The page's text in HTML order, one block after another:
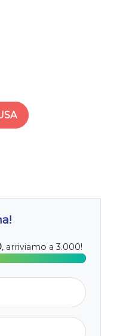
, arriviamo a 3.000!